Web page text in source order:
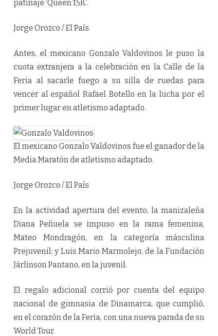
patinaje ‘Queen 15K’.
Jorge Orozco / El País
Antes, el mexicano Gonzalo Valdovinos le puso la
cuota extranjera a la celebración en la Calle de la
Feria al sacarle fuego a su silla de ruedas para
vencer al español Rafael Botello en la lucha por el
primer lugar en atletismo adaptado.
El mexicano Gonzalo Valdovinos fue el ganador de la
Media Maratón de atletismo adaptado.
Jorge Orozco / El País
En la actividad apertura del evento, la manizaleña
Diana Peñuela se impuso en la rama femenina,
Mateo Mondragón, en la categoría másculina
Prejuvenil; y Luis Mario Marmolejo, de la Fundación
Járlinson Pantano, en la juvenil.
El regalo adicional corrió por cuenta del equipo
nacional de gimnasia de Dinamarca, que cumplió,
en el corazón de la Feria, con una nueva parada de su
World Tour.